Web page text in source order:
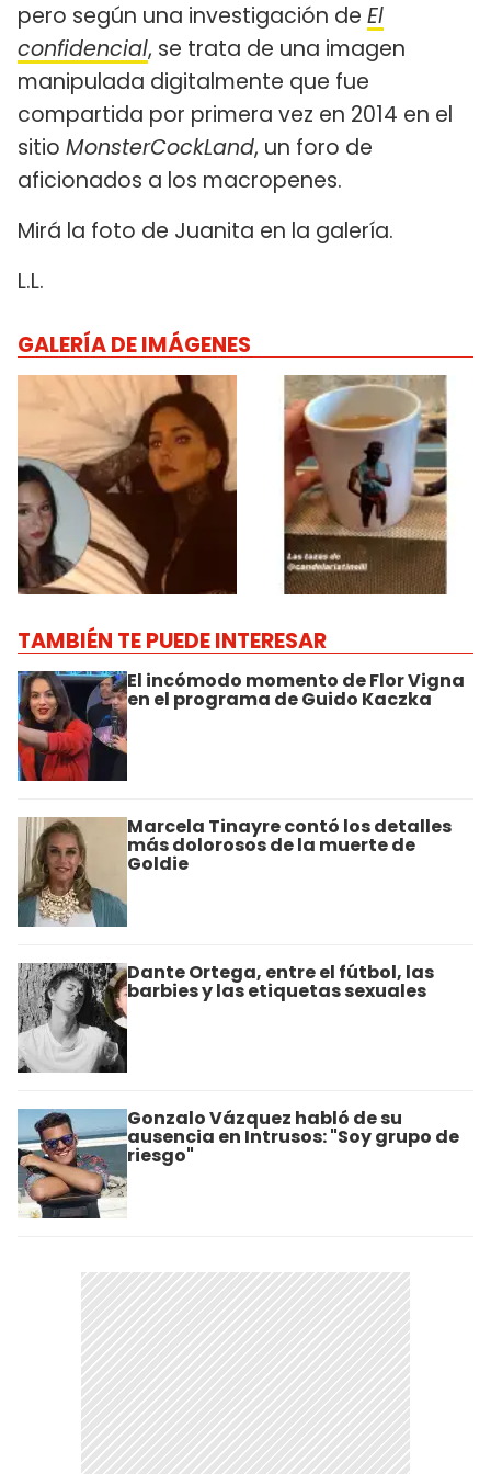
pero según una investigación de El
confidencial, se trata de una imagen
manipulada digitalmente que fue
compartida por primera vez en 2014 en el
sitio MonsterCockLand, un foro de
aficionados a los macropenes.
Mirá la foto de Juanita en la galería.
L.L.
GALERÍA DE IMÁGENES
TAMBIÉN TE PUEDE INTERESAR
El incómodo momento de Flor Vigna
en el programa de Guido Kaczka
Marcela Tinayre contó los detalles
más dolorosos de la muerte de
Goldie
Dante Ortega, entre el fútbol, las
barbies y las etiquetas sexuales
Gonzalo Vázquez habló de su
ausencia en Intrusos: "Soy grupo de
riesgo"